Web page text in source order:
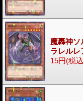
魔轟神ソ
ラレルレ
15円(税